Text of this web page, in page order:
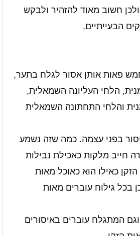
ולכן חשוב מאוד להזהיר ולבקש
הבעייתיים.
פאות אותן אסור לגלח בתער,
הלחי העליונה השמאלית,
והלחי התחתונה השמאלית
בפני עצמה. כמה שזה נשמע
חייב מלקות כאכילת נבילות
כאילו הוא כאוכל מאות
בכל גילוח עוברים מאות
המתגלח עוברים באיסורים